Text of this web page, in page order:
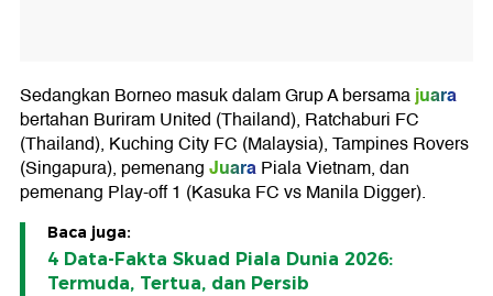
Sedangkan Borneo masuk dalam Grup A bersamajuara
bertahan Buriram United (Thailand), Ratchaburi FC
(Thailand), Kuching City FC (Malaysia), Tampines Rovers
(Singapura), pemenangJuaraPiala Vietnam, dan
pemenang Play-off 1 (Kasuka FC vs Manila Digger).
Baca juga:
4 Data-Fakta Skuad Piala Dunia 2026:
Termuda, Tertua, dan Persib